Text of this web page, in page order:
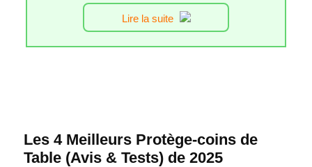
Lire la suite
Les 4 Meilleurs Protège-coins de
Table (Avis & Tests) de 2025